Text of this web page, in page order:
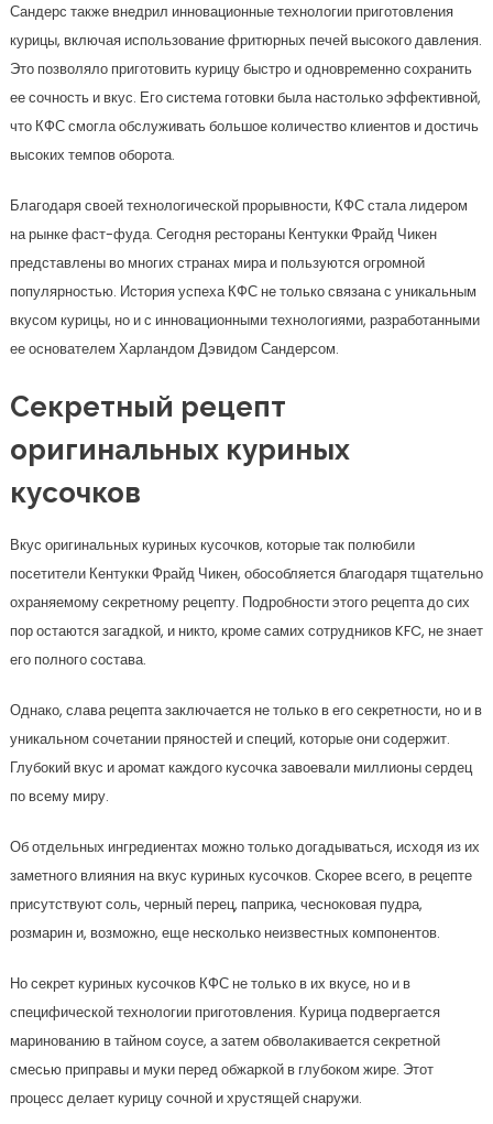
Сандерс также внедрил инновационные технологии приготовления
курицы, включая использование фритюрных печей высокого давления.
Это позволяло приготовить курицу быстро и одновременно сохранить
ее сочность и вкус. Его система готовки была настолько эффективной,
что КФС смогла обслуживать большое количество клиентов и достичь
высоких темпов оборота.
Благодаря своей технологической прорывности, КФС стала лидером
на рынке фаст-фуда. Сегодня рестораны Кентукки Фрайд Чикен
представлены во многих странах мира и пользуются огромной
популярностью. История успеха КФС не только связана с уникальным
вкусом курицы, но и с инновационными технологиями, разработанными
ее основателем Харландом Дэвидом Сандерсом.
Секретный рецепт
оригинальных куриных
кусочков
Вкус оригинальных куриных кусочков, которые так полюбили
посетители Кентукки Фрайд Чикен, обособляется благодаря тщательно
охраняемому секретному рецепту. Подробности этого рецепта до сих
пор остаются загадкой, и никто, кроме самих сотрудников KFC, не знает
его полного состава.
Однако, слава рецепта заключается не только в его секретности, но и в
уникальном сочетании пряностей и специй, которые они содержит.
Глубокий вкус и аромат каждого кусочка завоевали миллионы сердец
по всему миру.
Об отдельных ингредиентах можно только догадываться, исходя из их
заметного влияния на вкус куриных кусочков. Скорее всего, в рецепте
присутствуют соль, черный перец, паприка, чесноковая пудра,
розмарин и, возможно, еще несколько неизвестных компонентов.
Но секрет куриных кусочков КФС не только в их вкусе, но и в
специфической технологии приготовления. Курица подвергается
маринованию в тайном соусе, а затем обволакивается секретной
смесью приправы и муки перед обжаркой в глубоком жире. Этот
процесс делает курицу сочной и хрустящей снаружи.